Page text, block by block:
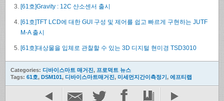
[61호]Gravity : 12C 산소센서 출시
[61호]TFT LCD에 대한 GUI 구성 및 제어를 쉽고 빠르게 구현하는 JUTF
M-A 출시
[61호]대상물을 입체로 관찰할 수 있는 3D 디지털 현미경 TSD3010
Categories: 디바이스마트 매거진, 프로덕트 뉴스
Tags: 61호, DSM101, 디바이스마트매거진, 미세먼지간이측정기, 에프티랩